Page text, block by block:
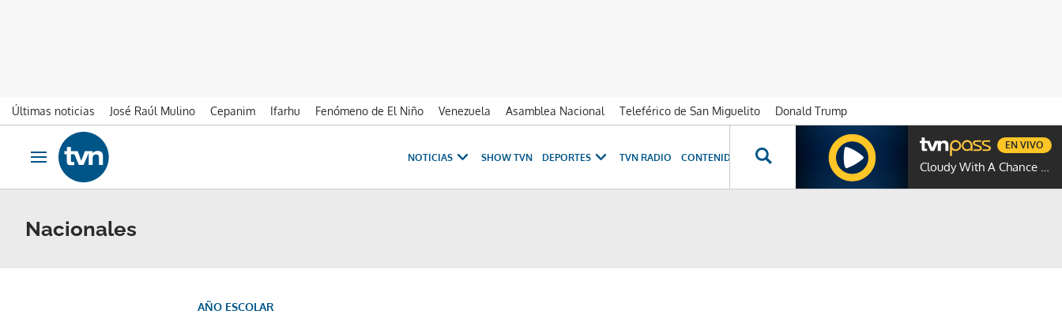
Últimas noticias José Raúl Mulino Cepanim Ifarhu Fenómeno de El Niño Venezuela Asamblea Nacional Teleférico de San Miguelito
Donald Trump
Ir al contenido
Obrir navegació
NOTICIAS SHOW TVN DEPORTES TVN RADIO CONTENIDOS ESPECIALES NOVELAS GENTE TVN
Cloudy With A Chance Of Meatballs
EN VIVO
Nacionales
AÑO ESCOLAR